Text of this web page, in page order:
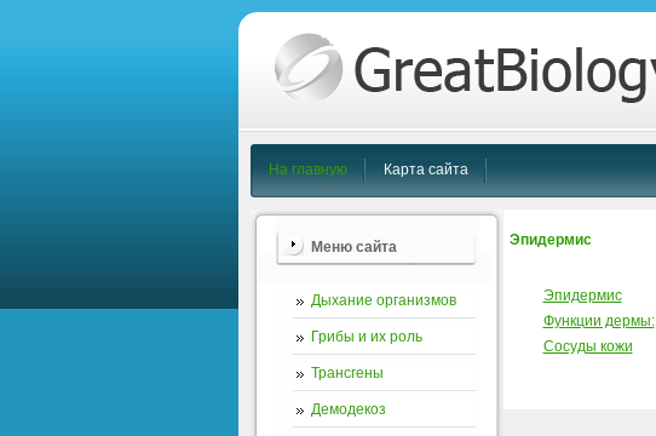
На главную Карта сайта
Эпидермис
Эпидермис
Функции дермы:
Сосуды кожи
Меню сайта
Дыхание организмов
Грибы и их роль
Трансгены
Демодекоз